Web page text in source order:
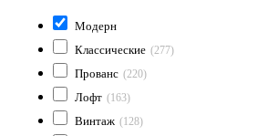
Модерн
Классические (277)
Прованс (220)
Лофт (163)
Винтаж (128)